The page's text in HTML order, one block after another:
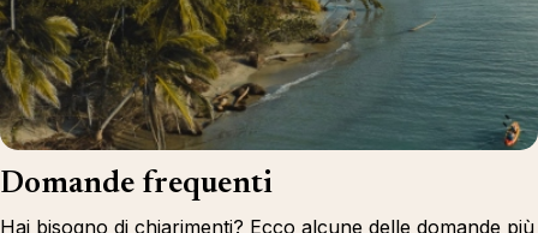
Domande frequenti
Hai bisogno di chiarimenti? Ecco alcune delle domande più